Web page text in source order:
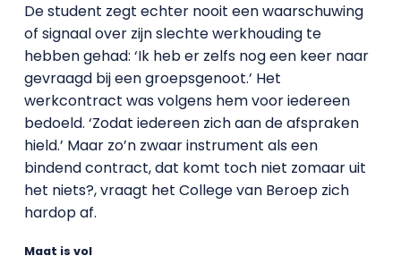
De student zegt echter nooit een waarschuwing
of signaal over zijn slechte werkhouding te
hebben gehad: ‘Ik heb er zelfs nog een keer naar
gevraagd bij een groepsgenoot.’ Het
werkcontract was volgens hem voor iedereen
bedoeld. ‘Zodat iedereen zich aan de afspraken
hield.’ Maar zo’n zwaar instrument als een
bindend contract, dat komt toch niet zomaar uit
het niets?, vraagt het College van Beroep zich
hardop af.
Maat is vol